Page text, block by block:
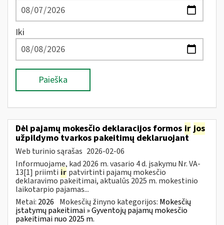
Iki
Paieška
Dėl pajamų mokesčio deklaracijos formos ir jos
užpildymo tvarkos pakeitimų deklaruojant
Web turinio sąrašas 2026-02-06
Informuojame, kad 2026 m. vasario 4 d. įsakymu Nr. VA-
13[1] priimti ir patvirtinti pajamų mokesčio
deklaravimo pakeitimai, aktualūs 2025 m. mokestinio
laikotarpio pajamas...
Metai: 2026 Mokesčių žinyno kategorijos: Mokesčių
įstatymų pakeitimai » Gyventojų pajamų mokesčio
pakeitimai nuo 2025 m.